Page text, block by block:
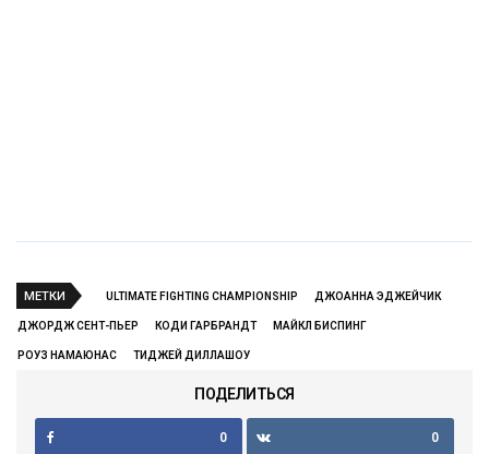
МЕТКИ ULTIMATE FIGHTING CHAMPIONSHIP ДЖОАННА ЭДЖЕЙЧИК
ДЖОРДЖ СЕНТ-ПЬЕР КОДИ ГАРБРАНДТ МАЙКЛ БИСПИНГ
РОУЗ НАМАЮНАС ТИДЖЕЙ ДИЛЛАШОУ
ПОДЕЛИТЬСЯ
0 0